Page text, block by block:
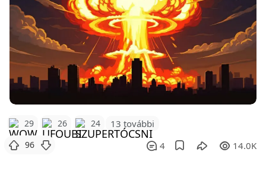
29 26 24 13 további
96 4 14.0K